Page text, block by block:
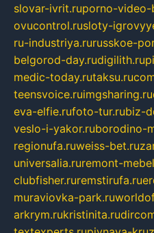
slovar-ivrit.ruporno-video-
ovucontrol.rusloty-
ru-industriya.rurusskoe-
belgorod-day.rudigilith.ru
medic-today.rutaksu.ru
teensvoice.ruimgsharing.ru
eva-elfie.rufoto-tur.rubiz-
veslo-i-yakor.ruborodino-
regionufa.ruweiss-bet.ru
universalia.ruremont-
clubfisher.ruremstirufa.ru
muraviovka-park.ru
arkrym.rukristinita.ru